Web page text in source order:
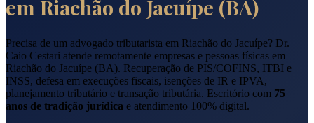
em Riachão do Jacuípe (BA)
Precisa de um advogado tributarista em Riachão do Jacuípe? Dr.
Caio Cestari atende remotamente empresas e pessoas físicas em
Riachão do Jacuípe (BA). Recuperação de PIS/COFINS, ITBI e
INSS, defesa em execuções fiscais, isenções de IR e IPVA,
planejamento tributário e transação tributária. Escritório com 75
anos de tradição jurídica e atendimento 100% digital.